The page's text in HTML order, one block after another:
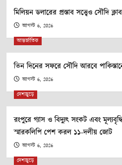
মিলিয়ন ডলারের প্রস্তাব সত্ত্বেও সৌদি
আগস্ট 6, 2026
আন্তর্জাতিক
তিন দিনের সফরে সৌদি আরবে
আগস্ট 6, 2026
দেশজুড়ে
রংপুরে গ্যাস ও বিদ্যুৎ সংকট এবং মূল্যবৃদ্ধি
স্মারকলিপি পেশ করল ১১-দলীয় জোট
আগস্ট 6, 2026
দেশজুড়ে